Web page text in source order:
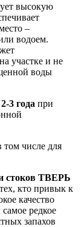
высокую
–
водоем.
участке и не
воды
3 года при
том числе для
стоков ТВЕРЬ
кто привык к
качество
редкое
запахов